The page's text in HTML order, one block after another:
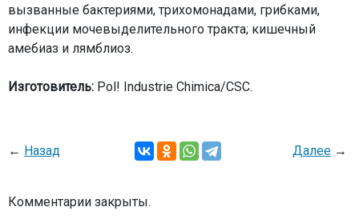
вызванные бактериями, трихомонадами, грибками,
инфекции мочевыделительного тракта; кишечный
амебиаз и лямблиоз.
Изготовитель: Pol! Industrie Chimica/CSC.
← Назад Далее →
Комментарии закрыты.